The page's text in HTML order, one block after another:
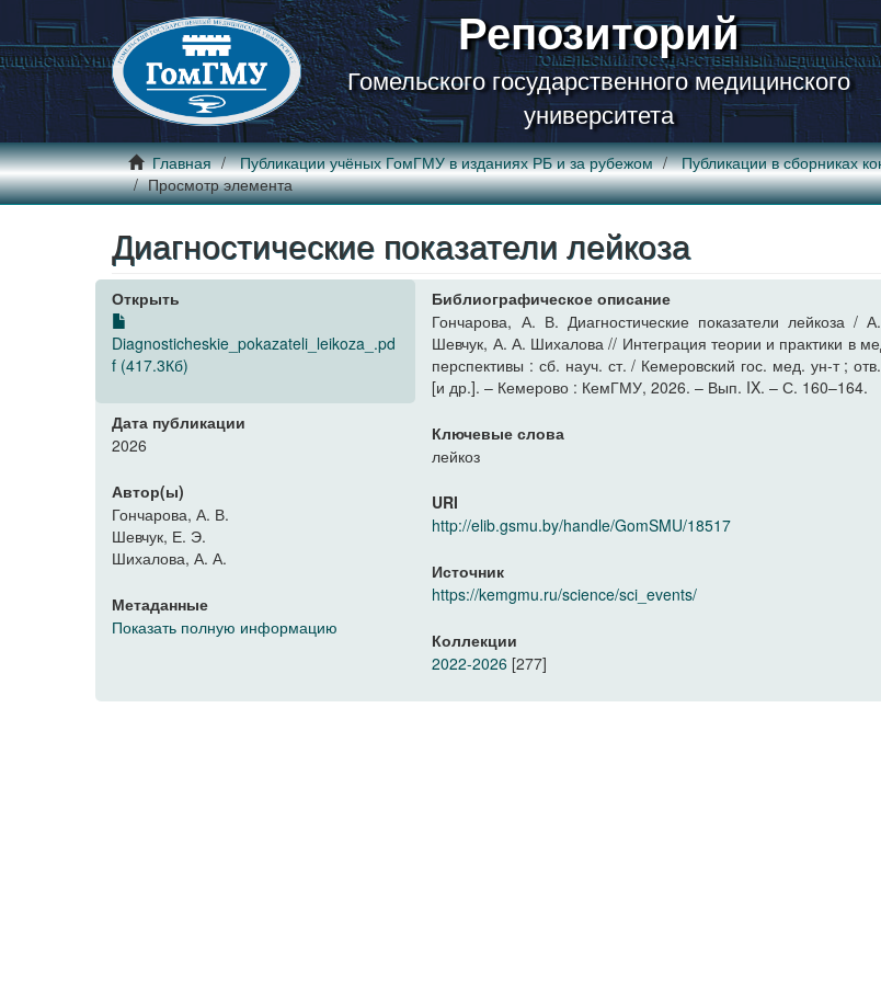
Репозиторий
Гомельского государственного медицинского
университета
Главная Публикации учёных ГомГМУ в изданиях РБ и за рубежом Публикации в сборниках
Просмотр элемента
Диагностические показатели лейкоза
Открыть
Diagnosticheskie_pokazateli_leikoza_.pd
f (417.3Кб)
Дата публикации
2026
Автор(ы)
Гончарова, А. В.
Шевчук, Е. Э.
Шихалова, А. А.
Метаданные
Показать полную информацию
Библиографическое описание
Гончарова, А. В. Диагностические показатели лейкоза /
Шевчук, А. А. Шихалова // Интеграция теории и практики в
перспективы : сб. науч. ст. / Кемеровский гос. мед. ун-т ;
[и др.]. – Кемерово : КемГМУ, 2026. – Вып. IX. – С. 160–164.
Ключевые слова
лейкоз
URI
http://elib.gsmu.by/handle/GomSMU/18517
Источник
https://kemgmu.ru/science/sci_events/
Коллекции
2022-2026 [277]